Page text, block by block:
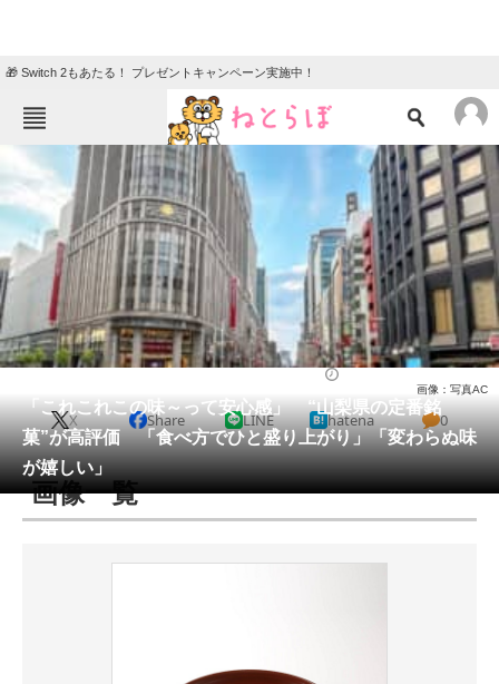
🎁 Switch 2もあたる！ プレゼントキャンペーン実施中！
ねとらぼメニュー
TOP
エンタメ
グルメ 地域
住まい 教育・育児
動物 リサーチ
会員記事
メディア
注目記事を集めた総合ページ
「これこれこの味～って安心感」 “山梨県の定番銘
菓”が高評価 「食べ方でひと盛り上がり」「変わらぬ味
が嬉しい」
画像：写真AC
X Share LINE hatena 0
画像一覧